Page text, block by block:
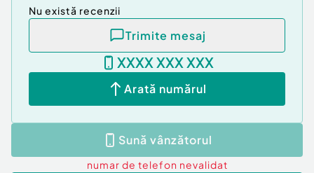
Nu există recenzii
Trimite mesaj
XXXX XXX XXX
Arată numărul
Sună vânzătorul
numar de telefon nevalidat